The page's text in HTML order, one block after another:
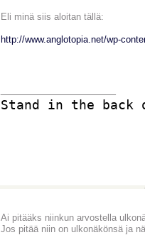
Eli minä siis aloitan tällä:
http://www.anglotopia.net/wp-
Stand in the
Ai pitääks niinkun arvostella
Jos pitää niin on ulkonäkönsä ja